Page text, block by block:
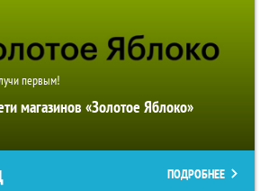
первым!
магазинов «Золотое Яблоко»
ПОДРОБНЕЕ